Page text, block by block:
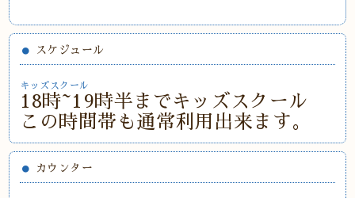
スケジュール
キッズスクール
18時~19時半までキッズスクール
この時間帯も通常利用出来ます。
カウンター